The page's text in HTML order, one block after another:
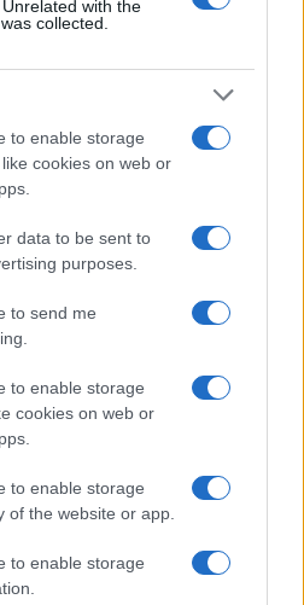
with the
collected.
to enable storage
cookies on web or
data to be sent to
purposes.
to send me
to enable storage
cookies on web or
to enable storage
of the website or app.
to enable storage
E
E DIARI DI VIAGGIO - P.IVA
AL TRIBUNALE DI NOCERA
NAZIONALE STAMPA
ONLINE)